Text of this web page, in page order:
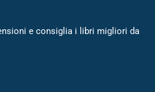
e consiglia i libri migliori da